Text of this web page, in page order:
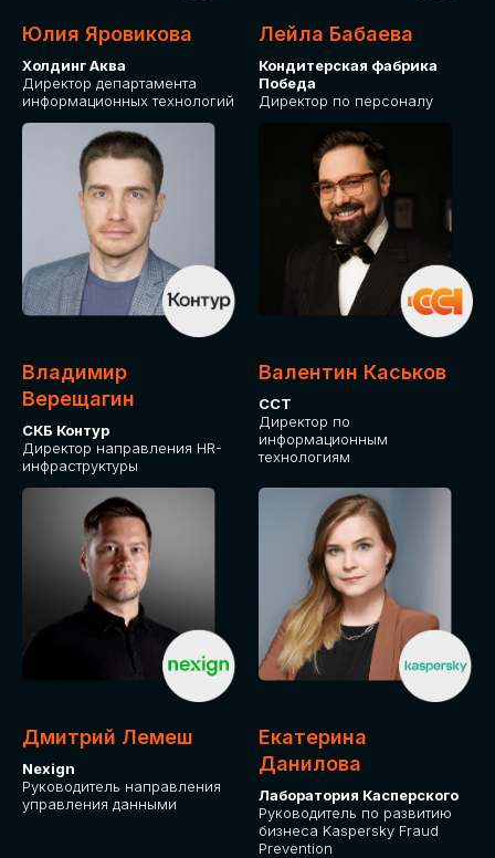
Юлия Яровикова
Холдинг Аква
Директор департамента
информационных технологий
Лейла Бабаева
Кондитерская фабрика
Победа
Директор по персоналу
Владимир
Верещагин
СКБ Контур
Директор направления HR-
инфраструктуры
Валентин Каськов
ССТ
Директор по
информационным
технологиям
Дмитрий Лемеш
Nexign
Руководитель направления
управления данными
Екатерина
Данилова
Лаборатория Касперского
Руководитель по развитию
бизнеса Kaspersky Fraud
Prevention
ДЛЯ ОПЛАТЫ БИЛЕТОВ
Оплата через сервис Timepad
ПРИОБРЕСТИ БИЛЕТ